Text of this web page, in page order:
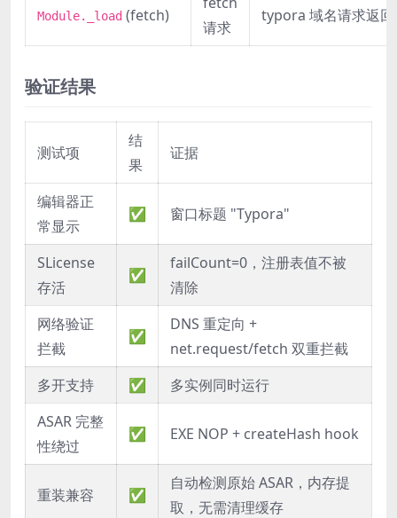
Module._load (fetch)
请求
typora 域名请求返
验证结果
测试项
结
果
证据
编辑器正
常显示
✅ 窗口标题 "Typora"
SLicense
存活
✅
failCount=0，注册表值不被
清除
网络验证
拦截
✅
DNS 重定向 +
net.request/fetch 双重拦截
多开支持
✅
多实例同时运行
ASAR 完整
性绕过
✅ EXE NOP + createHash hook
重装兼容 ✅
自动检测原始 ASAR，内存提
取，无需清理缓存